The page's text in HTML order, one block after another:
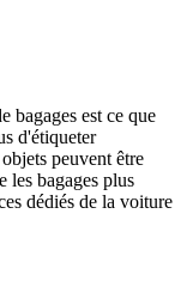
est ce que
d'étiqueter
peuvent être
les bagages plus
dédiés de la voiture